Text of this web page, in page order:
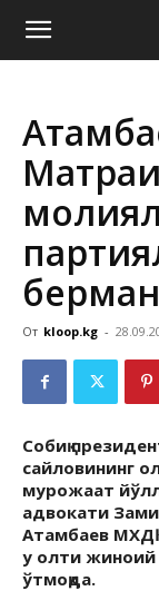
ҚИРҒИЗИСТОН
ЯНГИЛИКЛАРИ
От kloop.kg -
Собиқ
сайловининг
мурожаат
адвокати
Атамбаев
у олти
ўтмоқда.